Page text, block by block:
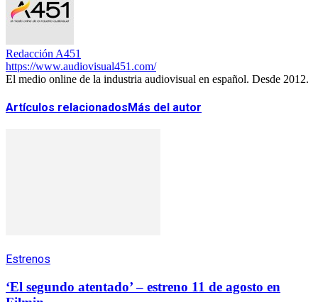
Redacción A451
https://www.audiovisual451.com/
El medio online de la industria audiovisual en español. Desde 2012.
Artículos relacionadosMás del autor
Estrenos
‘El segundo atentado’ – estreno 11 de agosto en